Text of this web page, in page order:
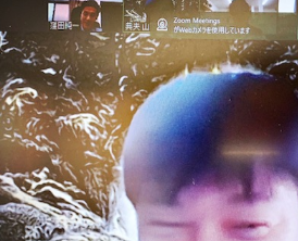
WORKS
施工事例
GALLERY
かなう家が設計施工した住まいの写真
COMPANY